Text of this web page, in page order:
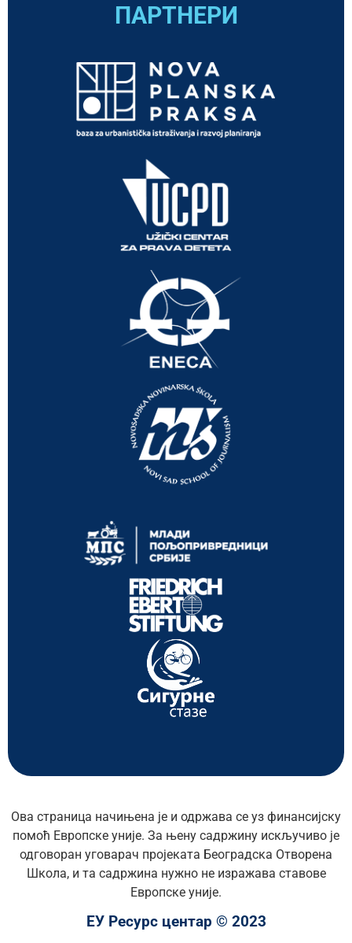
ПАРТНЕРИ
Ова страница начињена је и одржава се уз финансијску
помоћ Европске уније. За њену садржину искључиво је
одговоран уговарач пројеката Београдска Отворена
Школа, и та садржина нужно не изражава ставове
Европске уније.
ЕУ Ресурс центар © 2023